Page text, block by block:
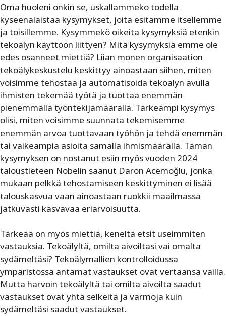
Oma huoleni onkin se, uskallammeko todella
kyseenalaistaa kysymykset, joita esitämme itsellemme
ja toisillemme. Kysymmekö oikeita kysymyksiä etenkin
tekoälyn käyttöön liittyen? Mitä kysymyksiä emme ole
edes osanneet miettiä? ­Liian monen organisaation
tekoälykeskustelu keskittyy ­ai­noastaan siihen, miten
voisimme tehostaa ja automatisoida tekoälyn avulla
ihmisten tekemää työtä ja tuottaa enemmän
pienemmällä työntekijämäärällä. Tärkeämpi kysymys
olisi, miten voisimme suunnata tekemisemme
enemmän arvoa tuottavaan työhön ja tehdä enemmän
tai vaikeampia asioita samalla ihmismäärällä. Tämän
kysymyksen on nostanut esiin myös vuoden 2024
taloustieteen Nobelin saanut Daron Acemoğlu, jonka
mukaan pelkkä tehostamiseen keskittyminen ei lisää
talouskasvua vaan ainoastaan ruokkii maailmassa
jatkuvasti kasvavaa eriarvoisuutta.
Tärkeää on myös miettiä, keneltä etsit useimmiten
vastauksia. Tekoälyltä, omilta aivoiltasi vai omalta
sydämeltäsi? Tekoälymallien kontrolloidussa
ympäristössä antamat vastaukset ovat vertaansa vailla.
Mutta harvoin tekoälyltä tai omilta ­aivoilta saadut
vastaukset ovat yhtä selkeitä ja varmoja kuin
sydämeltäsi saadut vastaukset.